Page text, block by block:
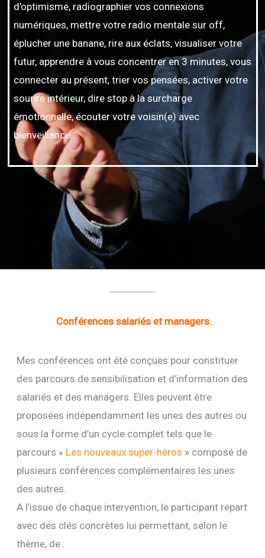
d’optimisme, radiographier vos connexions
numériques, mettre votre radio mentale sur off,
éplucher une banane, rire aux éclats, visualiser votre
futur, apprendre à vous concentrer en 3 minutes, vous
connecter au présent, trier vos pensées, activer votre
sourire intérieur, dire stop à la surcharge
émotionnelle, écouter votre voisin(e) avec
bienveillance…
Conférences salariés et managers.
Mes conférences ont été conçues pour constituer
des parcours de sensibilisation et d’information des
salariés et des managers. Elles peuvent être
proposées indépendamment les unes des autres ou
sous la forme d’un cycle complet tels que le
parcours « Les nouveaux super-héros » composé de
plusieurs conférences complémentaires les unes
des autres.
A l’issue de chaque intervention, le participant repart
avec des clés concrètes lui permettant, selon le
thème, de :